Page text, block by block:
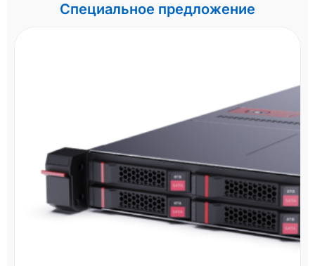
Специальное предложение